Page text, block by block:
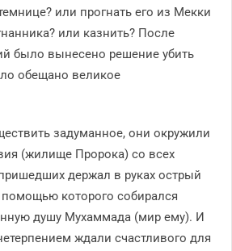
или прогнать его из Мекки
или казнить? После
было вынесено решение убить
обещано великое
задуманное, они окружили
(жилище Пророка) со всех
держал в руках острый
которого собирался
душу Мухаммада (мир ему). И
ждали счастливого для